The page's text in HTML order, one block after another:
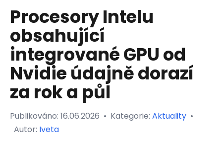
Procesory Intelu
obsahující
integrované GPU od
Nvidie údajně dorazí
za rok a půl
Publikováno: 16.06.2026 • Kategorie: Aktuality •
Autor: Iveta